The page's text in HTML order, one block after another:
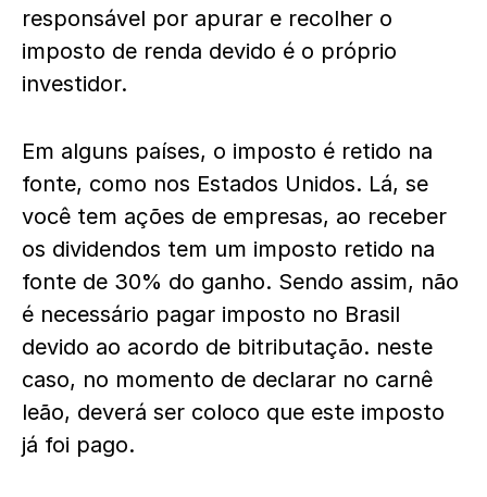
responsável por apurar e recolher o
imposto de renda devido é o próprio
investidor.
Em alguns países, o imposto é retido na
fonte, como nos Estados Unidos. Lá, se
você tem ações de empresas, ao receber
os dividendos tem um imposto retido na
fonte de 30% do ganho. Sendo assim, não
é necessário pagar imposto no Brasil
devido ao acordo de bitributação. neste
caso, no momento de declarar no carnê
leão, deverá ser coloco que este imposto
já foi pago.